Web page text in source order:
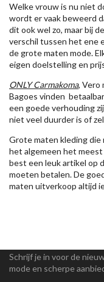
Welke vrouw is nu niet
wordt er vaak beweerd
dit ook wel zo, maar bij
verschil tussen het ene
de grote maten mode.
eigen doelstelling en
ONLY Carmakoma, Vero
Bagoes vinden
een goede verhouding
niet veel duurder is of
Grote maten kleding die
het algemeen het
best een leuk artikel op
moeten betalen. De
maten uitverkoop altijd
Schrijf je in voor de
mode en scherpe